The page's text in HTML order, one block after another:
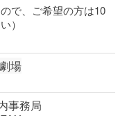
で、ご希望の方は10
）
場
事務局